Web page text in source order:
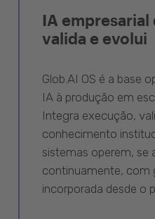
IA empresarial
valida e evolui
Glob.AI OS é a base
IA à produção em
Integra execução,
conhecimento
sistemas operem, se
continuamente, com
incorporada desde o